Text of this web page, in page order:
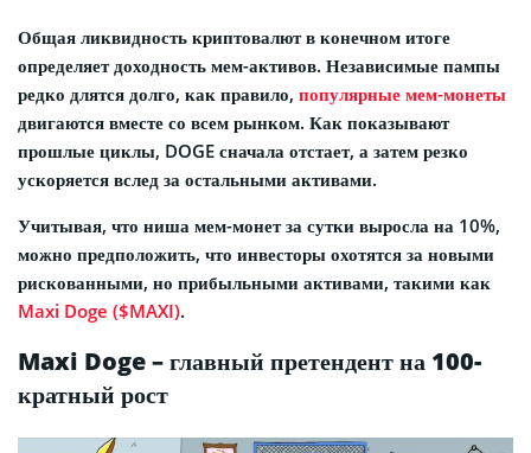
Общая ликвидность криптовалют в конечном итоге
определяет доходность мем-активов. Независимые пампы
редко длятся долго, как правило, популярные мем-монеты
двигаются вместе со всем рынком. Как показывают
прошлые циклы, DOGE сначала отстает, а затем резко
ускоряется вслед за остальными активами.
Учитывая, что ниша мем-монет за сутки выросла на 10%,
можно предположить, что инвесторы охотятся за новыми
рискованными, но прибыльными активами, такими как
Maxi Doge ($MAXI).
Maxi Doge – главный претендент на 100-
кратный рост